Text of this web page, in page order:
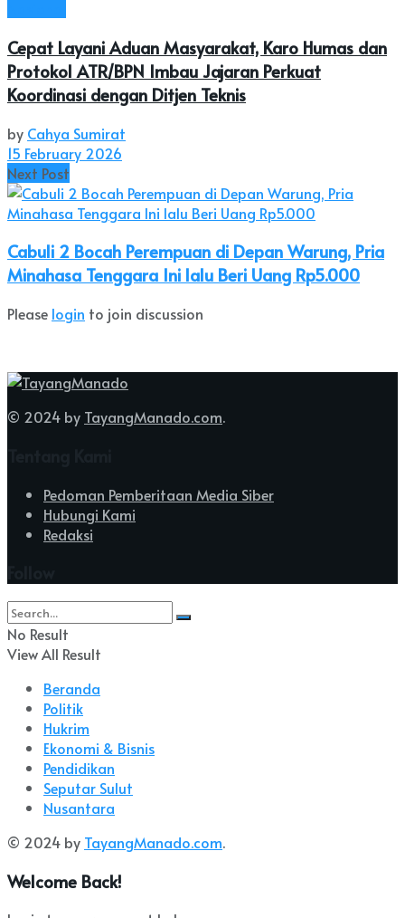
Cepat Layani Aduan Masyarakat, Karo Humas dan
Protokol ATR/BPN Imbau Jajaran Perkuat
Koordinasi dengan Ditjen Teknis
by Cahya Sumirat
15 February 2026
Next Post
Cabuli 2 Bocah Perempuan di Depan Warung, Pria
Minahasa Tenggara Ini lalu Beri Uang Rp5.000
Please login to join discussion
© 2024 by TayangManado.com.
Pedoman Pemberitaan Media Siber
Hubungi Kami
Redaksi
No Result
View All Result
Beranda
Politik
Hukrim
Ekonomi & Bisnis
Pendidikan
Seputar Sulut
Nusantara
© 2024 by TayangManado.com.
Welcome Back!